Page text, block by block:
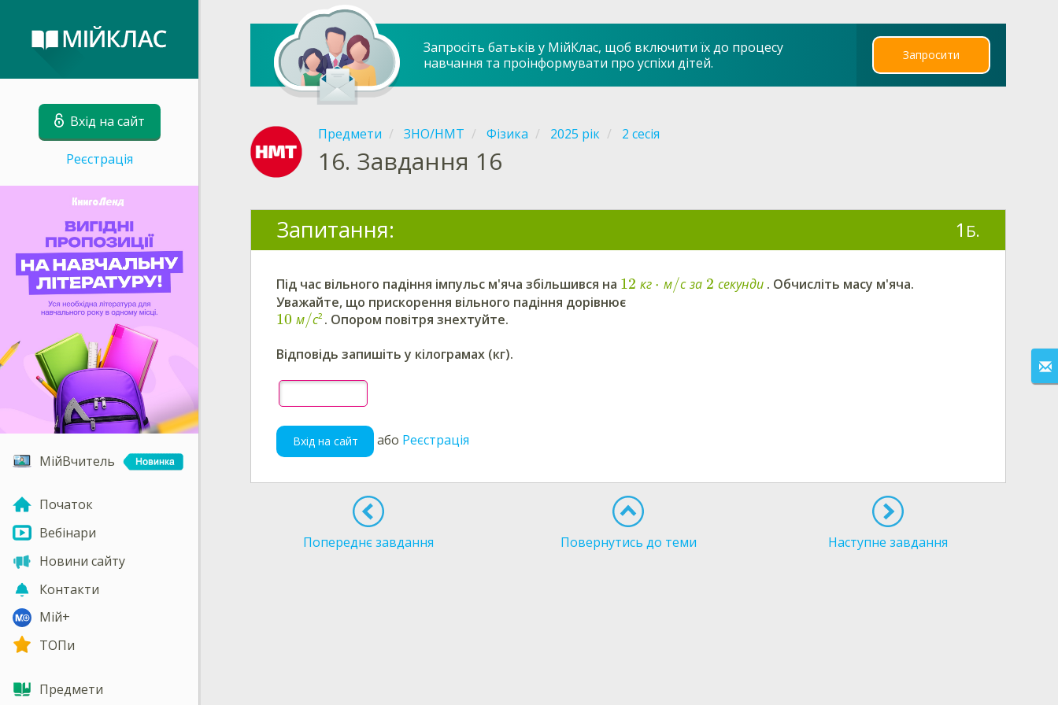
Вхід на сайт
Реєстрація
МійВчитель
Початок
Вебінари
Новини сайту
Контакти
Мій+
ТОПи
Предмети
Запросіть батьків у МійКлас, щоб включити їх до процесу
навчання та проінформувати про успіхи дітей.
Запросити
Предмети ЗНО/НМТ Фізика 2025 рік 2 сесія
16. Завдання 16
Запитання: 1 Б.
Під час вільного падіння імпульс м'яча збільшився на 12 кг ⋅ м/с за 2 секунди . Обчисліть масу м'яча.
Уважайте, що прискорення вільного падіння дорівнює
10 м/с². Опором повітря знехтуйте.
Відповідь запишіть у кілограмах (кг).
Вхід на сайт або Реєстрація
Попереднє завдання Повернутись до теми Наступне завдання